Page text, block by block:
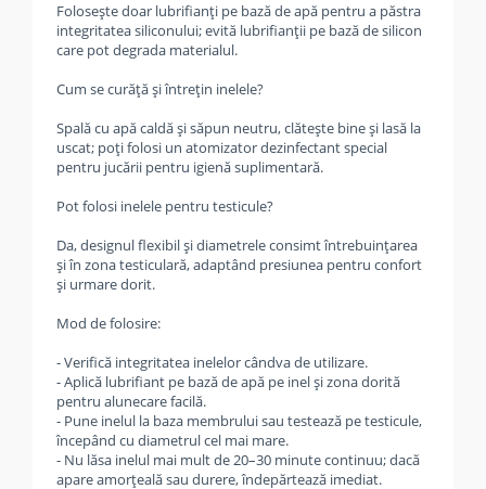
Folosește doar lubrifianți pe bază de apă pentru a păstra
integritatea siliconului; evită lubrifianții pe bază de silicon
care pot degrada materialul.
Cum se curăță și întrețin inelele?
Spală cu apă caldă și săpun neutru, clătește bine și lasă la
uscat; poți folosi un atomizator dezinfectant special
pentru jucării pentru igienă suplimentară.
Pot folosi inelele pentru testicule?
Da, designul flexibil și diametrele consimt întrebuințarea
și în zona testiculară, adaptând presiunea pentru confort
și urmare dorit.
Mod de folosire:
- Verifică integritatea inelelor cândva de utilizare.
- Aplică lubrifiant pe bază de apă pe inel și zona dorită
pentru alunecare facilă.
- Pune inelul la baza membrului sau testează pe testicule,
începând cu diametrul cel mai mare.
- Nu lăsa inelul mai mult de 20–30 minute continuu; dacă
apare amorțeală sau durere, îndepărtează imediat.